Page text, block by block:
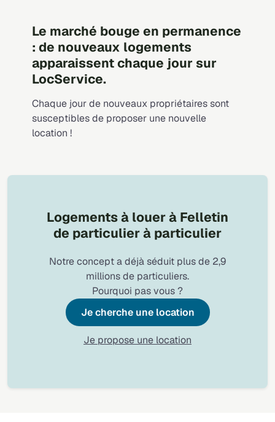
Le marché bouge en permanence
: de nouveaux logements
apparaissent chaque jour sur
LocService.
Chaque jour de nouveaux propriétaires sont
susceptibles de proposer une nouvelle
location !
Logements à louer à Felletin
de particulier à particulier
Notre concept a déjà séduit plus de 2,9
millions de particuliers.
Pourquoi pas vous ?
Je cherche une location
Je propose une location